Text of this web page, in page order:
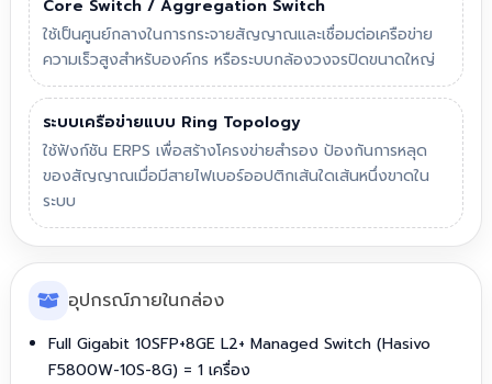
Core Switch / Aggregation Switch
ใช้เป็นศูนย์กลางในการกระจายสัญญาณและเชื่อมต่อเครือข่าย
ความเร็วสูงสำหรับองค์กร หรือระบบกล้องวงจรปิดขนาดใหญ่
ระบบเครือข่ายแบบ Ring Topology
ใช้ฟังก์ชัน ERPS เพื่อสร้างโครงข่ายสำรอง ป้องกันการหลุด
ของสัญญาณเมื่อมีสายไฟเบอร์ออปติกเส้นใดเส้นหนึ่งขาดใน
ระบบ
อุปกรณ์ภายในกล่อง
Full Gigabit 10SFP+8GE L2+ Managed Switch (Hasivo
F5800W-10S-8G) = 1 เครื่อง